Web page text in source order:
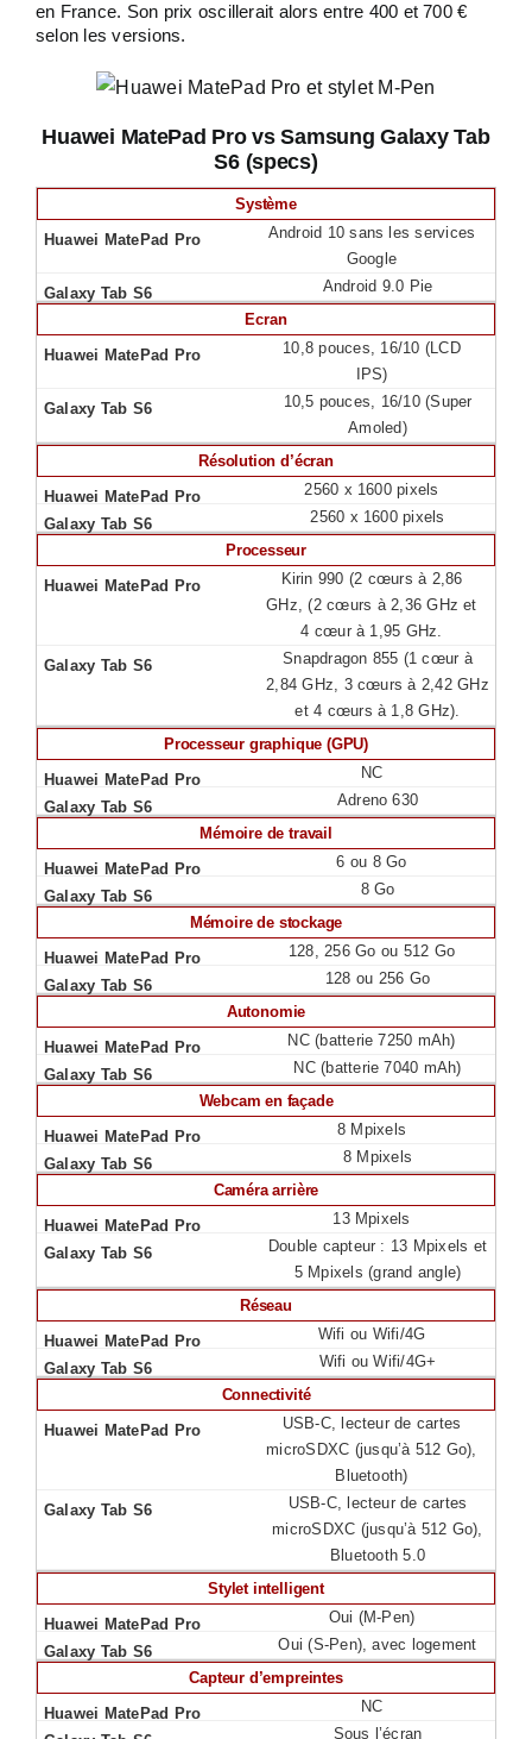
en France. Son prix oscillerait alors entre 400 et 700 €
selon les versions.
Huawei MatePad Pro vs Samsung Galaxy Tab
S6 (specs)
Système
Android 10 sans les services
Google
Android 9.0 Pie
Ecran
10,8 pouces, 16/10 (LCD
IPS)
10,5 pouces, 16/10 (Super
Amoled)
Résolution d’écran
2560 x 1600 pixels
2560 x 1600 pixels
Processeur
Kirin 990 (2 cœurs à 2,86
GHz, (2 cœurs à 2,36 GHz et
4 cœur à 1,95 GHz.
Snapdragon 855 (1 cœur à
2,84 GHz, 3 cœurs à 2,42 GHz
et 4 cœurs à 1,8 GHz).
Processeur graphique (GPU)
NC
Adreno 630
Mémoire de travail
6 ou 8 Go
8 Go
Mémoire de stockage
128, 256 Go ou 512 Go
128 ou 256 Go
Autonomie
NC (batterie 7250 mAh)
NC (batterie 7040 mAh)
Webcam en façade
8 Mpixels
8 Mpixels
Caméra arrière
13 Mpixels
Double capteur : 13 Mpixels et
5 Mpixels (grand angle)
Réseau
Wifi ou Wifi/4G
Wifi ou Wifi/4G+
Connectivité
USB-C, lecteur de cartes
microSDXC (jusqu’à 512 Go),
Bluetooth)
USB-C, lecteur de cartes
microSDXC (jusqu’à 512 Go),
Bluetooth 5.0
Stylet intelligent
Oui (M-Pen)
Oui (S-Pen), avec logement
Capteur d’empreintes
NC
Sous l’écran